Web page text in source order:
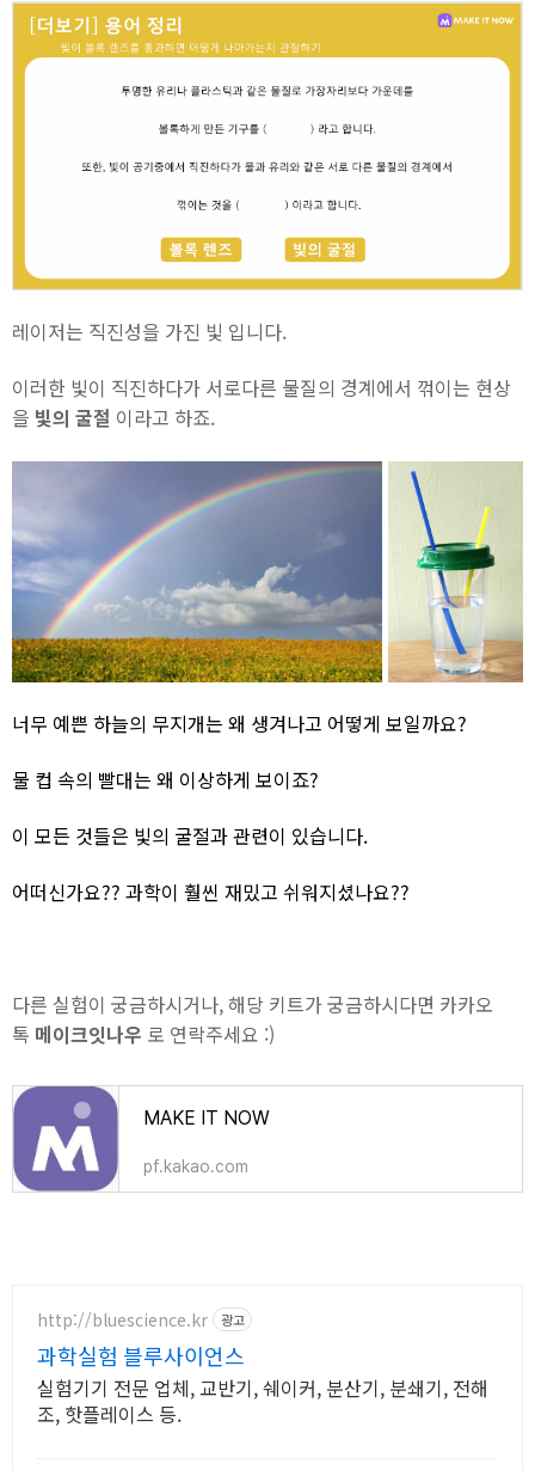
레이저는 직진성을 가진 빛 입니다.
이러한 빛이 직진하다가 서로다른 물질의 경계에서 꺾이는 현상
을 빛의 굴절 이라고 하죠.
너무 예쁜 하늘의 무지개는 왜 생겨나고 어떻게 보일까요?
물 컵 속의 빨대는 왜 이상하게 보이죠?
이 모든 것들은 빛의 굴절과 관련이 있습니다.
어떠신가요?? 과학이 훨씬 재밌고 쉬워지셨나요??
다른 실험이 궁금하시거나, 해당 키트가 궁금하시다면 카카오
톡 메이크잇나우 로 연락주세요 :)
MAKE IT NOW
pf.kakao.com
http://bluescience.kr 광고
과학실험 블루사이언스
실험기기 전문 업체, 교반기, 쉐이커, 분산기, 분쇄기, 전해
조, 핫플레이스 등.